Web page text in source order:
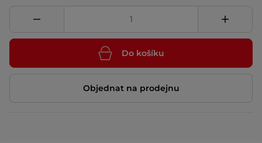
Do košíku
Objednat na prodejnu